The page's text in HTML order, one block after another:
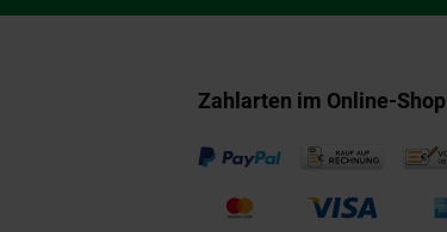
Zahlarten im Online-Shop